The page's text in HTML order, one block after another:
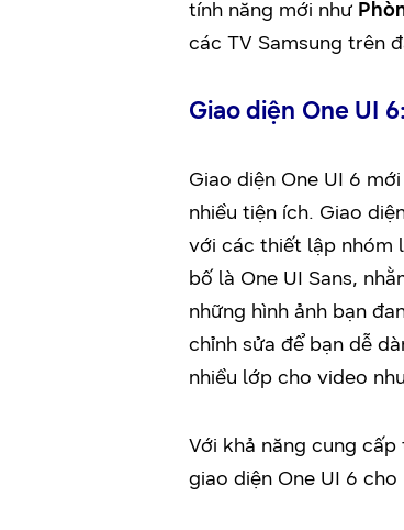
tính năng mới như
các TV Samsung trên
Giao diện One UI
Giao diện One UI 6
nhiều tiện ích. Giao
với các thiết lập nhóm
bố là One UI Sans,
những hình ảnh bạn
chỉnh sửa để bạn dễ
nhiều lớp cho video
Với khả năng cung
giao diện One UI 6